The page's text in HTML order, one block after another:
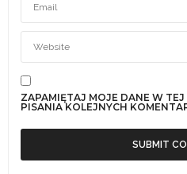
ZAPAMIĘTAJ MOJE DANE W
PISANIA KOLEJNYCH